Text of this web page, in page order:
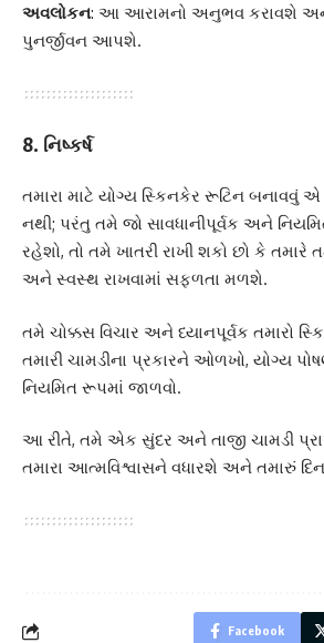
અવલોકન: આ આરામનો અનુભવ કરાવશે અને
પુનર્જીવન આપશે.
8. નિષ્કર્ષ
તમારા માટે યોગ્ય સ્કિનકેર રૂટિન બનાવવું
નથી; પરંતુ તમે જો સાવધાનીપૂર્વક અને
રહેશો, તો તમે ખાતરી રાખી શકો છો કે તમારે
અને સ્વસ્થ રાખવામાં સફળતા મળશે.
તમે ચોક્કસ વિચાર અને ધ્યાનપૂર્વક તમારો
તમારી ચામડીના પ્રકારને ઓળખો, યોગ્ય
નિયમિત રૂપમાં જાળવો.
આ રીતે, તમે એક સુંદર અને તાજી ચામડી
તમારા આત્મવિશ્વાસને વધારશે અને તમારું
Facebook